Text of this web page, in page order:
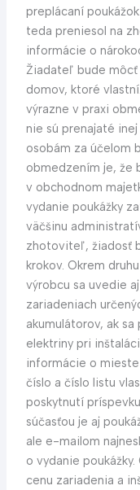
preplácaní
teda preniesol na
informácie o
Žiadateľ bude môcť
domov, ktoré
výrazne v praxi
nie sú prenajaté
osobám za účelom
obmedzením je, že
v obchodnom
vydanie poukážky
väčšinu
zhotoviteľ, žiadosť
krokov. Okrem
výrobcu sa uvedie
zariadeniach
akumulátorov, ak
elektriny pri
informácie o
číslo a číslo listu
poskytnutí
súčasťou je aj
ale e-mailom
o vydanie
cenu zariadenia a